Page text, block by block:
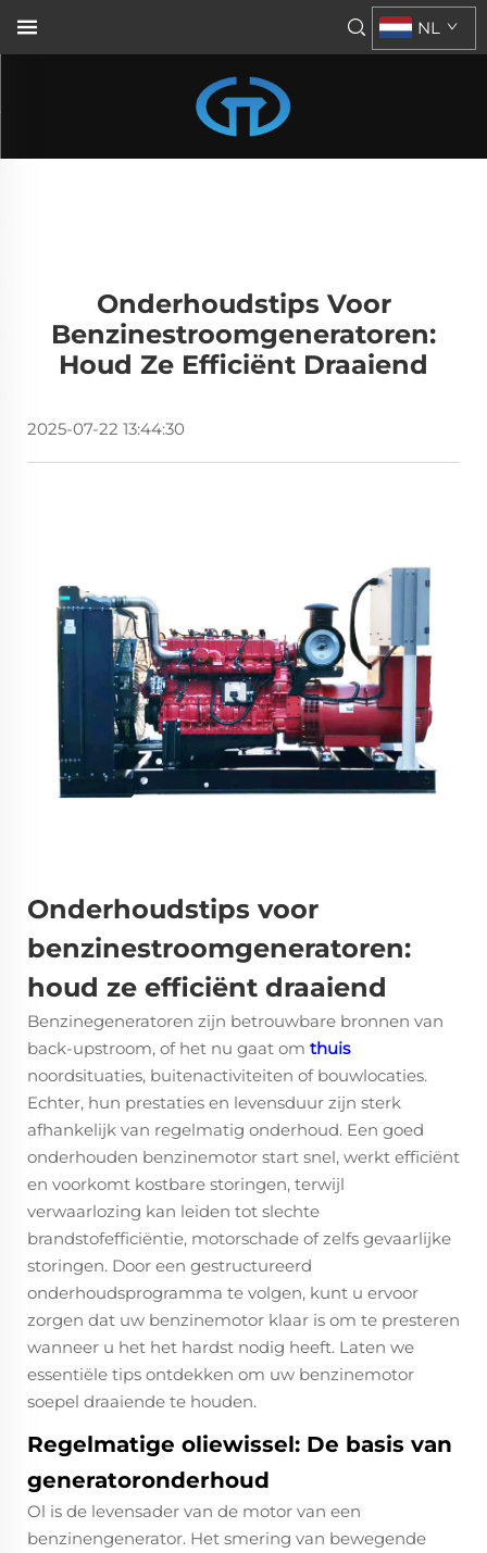
NL
Onderhoudstips Voor
Benzinestroomgeneratoren:
Houd Ze Efficiënt Draaiend
2025-07-22 13:44:30
Onderhoudstips voor
benzinestroomgeneratoren:
houd ze efficiënt draaiend
Benzinegeneratoren zijn betrouwbare bronnen van
back-upstroom, of het nu gaat om thuis
noordsituaties, buitenactiviteiten of bouwlocaties.
Echter, hun prestaties en levensduur zijn sterk
afhankelijk van regelmatig onderhoud. Een goed
onderhouden benzinemotor start snel, werkt efficiënt
en voorkomt kostbare storingen, terwijl
verwaarlozing kan leiden tot slechte
brandstofefficiëntie, motorschade of zelfs gevaarlijke
storingen. Door een gestructureerd
onderhoudsprogramma te volgen, kunt u ervoor
zorgen dat uw benzinemotor klaar is om te presteren
wanneer u het het hardst nodig heeft. Laten we
essentiële tips ontdekken om uw benzinemotor
soepel draaiende te houden.
Regelmatige oliewissel: De basis van
generatoronderhoud
Ol is de levensader van de motor van een
benzinengenerator. Het smering van bewegende